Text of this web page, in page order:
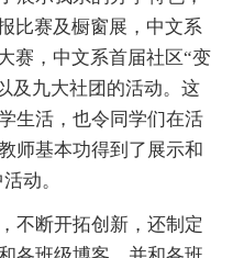
比赛及橱窗展，中文系
赛，中文系首届社区“变
及九大社团的活动。这
生活，也令同学们在活
师基本功得到了展示和
动。
不断开拓创新，还制定